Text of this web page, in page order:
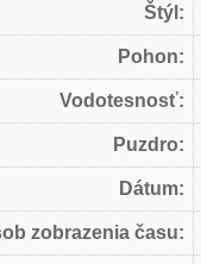
Štýl:
Pohon:
Vodotesnosť:
Puzdro:
Dátum:
zobrazenia času: